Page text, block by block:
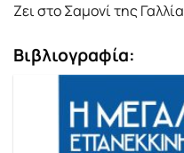
Ζει στο Σαµονί της
Βιβλιογραφία: